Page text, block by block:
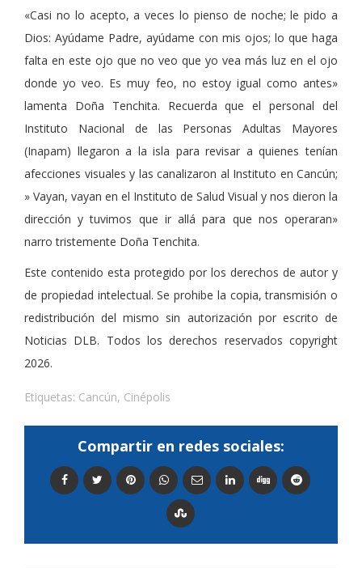
«Casi no lo acepto, a veces lo pienso de noche; le pido a
Dios: Ayúdame Padre, ayúdame con mis ojos; lo que haga
falta en este ojo que no veo que yo vea más luz en el ojo
donde yo veo. Es muy feo, no estoy igual como antes»
lamenta Doña Tenchita. Recuerda que el personal del
Instituto Nacional de las Personas Adultas Mayores
(Inapam) llegaron a la isla para revisar a quienes tenían
afecciones visuales y las canalizaron al Instituto en Cancún;
» Vayan, vayan en el Instituto de Salud Visual y nos dieron la
dirección y tuvimos que ir allá para que nos operaran»
narro tristemente Doña Tenchita.
Este contenido esta protegido por los derechos de autor y
de propiedad intelectual. Se prohibe la copia, transmisión o
redistribución del mismo sin autorización por escrito de
Noticias DLB. Todos los derechos reservados copyright
2026.
Etiquetas: Cancún, Cinépolis
Compartir en redes sociales: